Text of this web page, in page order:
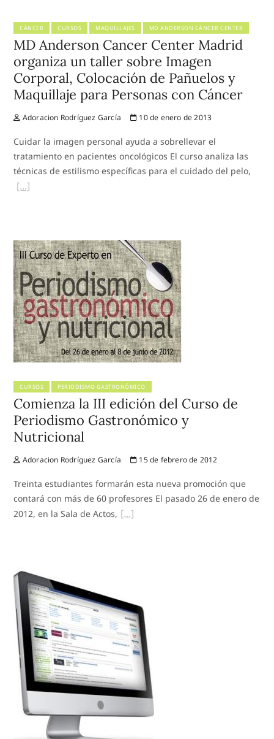
CÁNCER CURSOS MAQUILLAJES MD ANDERSON CÁNCER CENTER
MD Anderson Cancer Center Madrid
organiza un taller sobre Imagen
Corporal, Colocación de Pañuelos y
Maquillaje para Personas con Cáncer
Adoracion Rodríguez García 10 de enero de 2013
Cuidar la imagen personal ayuda a sobrellevar el
tratamiento en pacientes oncológicos El curso analiza las
técnicas de estilismo específicas para el cuidado del pelo,
CURSOS PERIODISMO GASTRONÓMICO
Comienza la III edición del Curso de
Periodismo Gastronómico y
Nutricional
Adoracion Rodríguez García 15 de febrero de 2012
Treinta estudiantes formarán esta nueva promoción que
contará con más de 60 profesores El pasado 26 de enero de
2012, en la Sala de Actos,